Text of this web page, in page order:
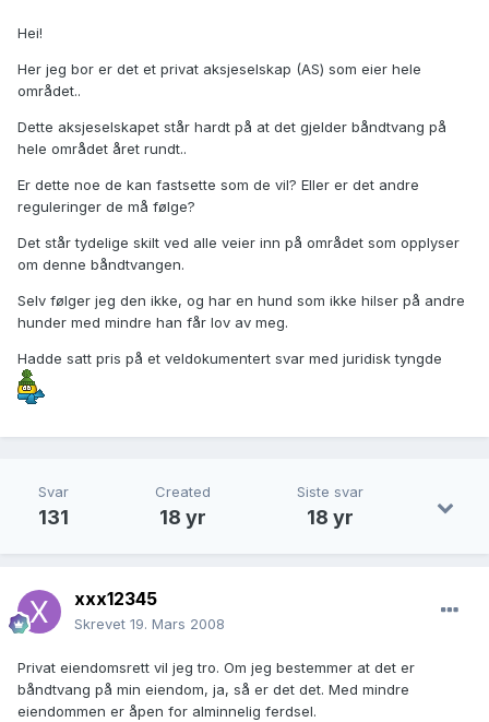
Hei!
Her jeg bor er det et privat aksjeselskap (AS) som eier hele
området..
Dette aksjeselskapet står hardt på at det gjelder båndtvang på
hele området året rundt..
Er dette noe de kan fastsette som de vil? Eller er det andre
reguleringer de må følge?
Det står tydelige skilt ved alle veier inn på området som opplyser
om denne båndtvangen.
Selv følger jeg den ikke, og har en hund som ikke hilser på andre
hunder med mindre han får lov av meg.
Hadde satt pris på et veldokumentert svar med juridisk tyngde
Svar
131
Created
18 yr
Siste svar
18 yr
xxx12345
Skrevet 19. Mars 2008
Privat eiendomsrett vil jeg tro. Om jeg bestemmer at det er
båndtvang på min eiendom, ja, så er det det. Med mindre
eiendommen er åpen for alminnelig ferdsel.